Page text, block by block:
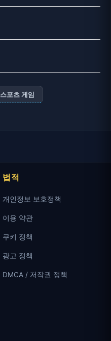
스포츠 게임
법적
개인정보 보호정책
이용 약관
쿠키 정책
광고 정책
DMCA / 저작권 정책